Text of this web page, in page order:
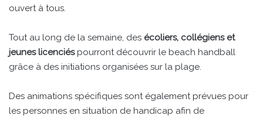
ouvert à tous.
Tout au long de la semaine, des écoliers, collégiens et
jeunes licenciéspourront découvrir le beach handball
grâce à des initiations organisées sur la plage.
Des animations spécifiques sont également prévues pour
les personnes en situation de handicap afin de